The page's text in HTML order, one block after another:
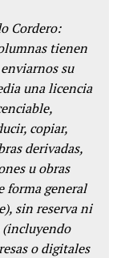
Cordero:
tienen
su
una licencia
copiar,
derivadas,
u obras
forma general
sin reserva ni
o digitales